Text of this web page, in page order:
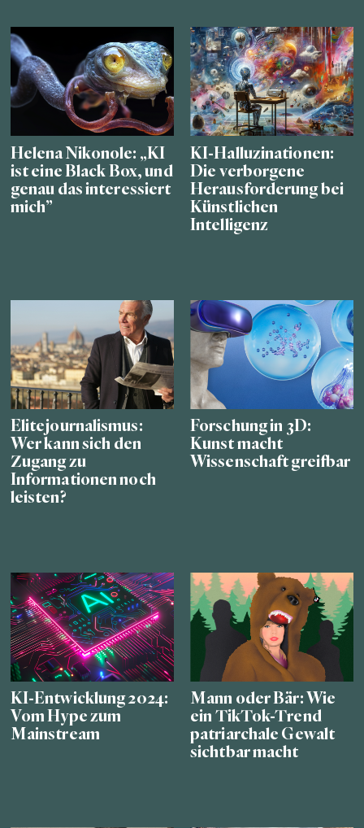
Helena Nikonole: „KI
ist eine Black Box, und
genau das interessiert
mich”
KI-Halluzinationen:
Die verborgene
Herausforderung bei
Künstlichen
Intelligenz
Elitejournalismus:
Wer kann sich den
Zugang zu
Informationen noch
leisten?
Forschung in 3D:
Kunst macht
Wissenschaft greifbar
KI-Entwicklung 2024:
Vom Hype zum
Mainstream
Mann oder Bär: Wie
ein TikTok-Trend
patriarchale Gewalt
sichtbar macht